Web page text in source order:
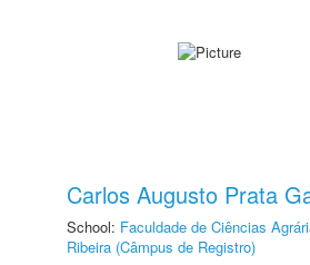
Carlos Augusto Prata
School: Faculdade de Ciências
Ribeira (Câmpus de Registro)